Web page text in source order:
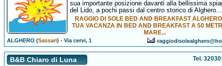
sua importante posizione davanti alla bellissima
del Lido, a pochi passi dal centro storico di Alghero...
RAGGIO DI SOLE BED AND BREAKFAST
TUA VACANZA IN BED AND BREAKFAST A 50
MARE...
ALGHERO (Sassari) -Via cervi, 1
B&B Chiaro di Luna Tel.